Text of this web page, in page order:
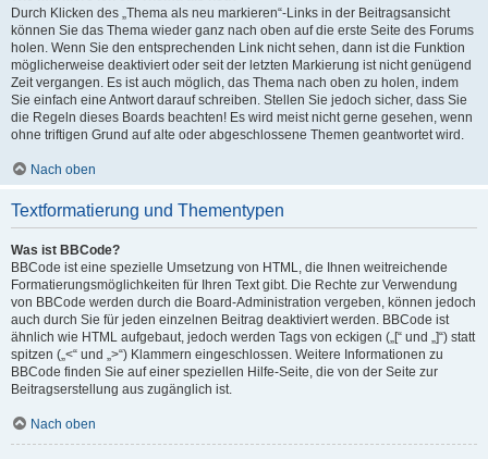
Durch Klicken des „Thema als neu markieren“-Links in der Beitragsansicht
können Sie das Thema wieder ganz nach oben auf die erste Seite des Forums
holen. Wenn Sie den entsprechenden Link nicht sehen, dann ist die Funktion
möglicherweise deaktiviert oder seit der letzten Markierung ist nicht genügend
Zeit vergangen. Es ist auch möglich, das Thema nach oben zu holen, indem
Sie einfach eine Antwort darauf schreiben. Stellen Sie jedoch sicher, dass Sie
die Regeln dieses Boards beachten! Es wird meist nicht gerne gesehen, wenn
ohne triftigen Grund auf alte oder abgeschlossene Themen geantwortet wird.
Nach oben
Textformatierung und Thementypen
Was ist BBCode?
BBCode ist eine spezielle Umsetzung von HTML, die Ihnen weitreichende
Formatierungsmöglichkeiten für Ihren Text gibt. Die Rechte zur Verwendung
von BBCode werden durch die Board-Administration vergeben, können jedoch
auch durch Sie für jeden einzelnen Beitrag deaktiviert werden. BBCode ist
ähnlich wie HTML aufgebaut, jedoch werden Tags von eckigen („[“ und „]“) statt
spitzen („<“ und „>“) Klammern eingeschlossen. Weitere Informationen zu
BBCode finden Sie auf einer speziellen Hilfe-Seite, die von der Seite zur
Beitragserstellung aus zugänglich ist.
Nach oben